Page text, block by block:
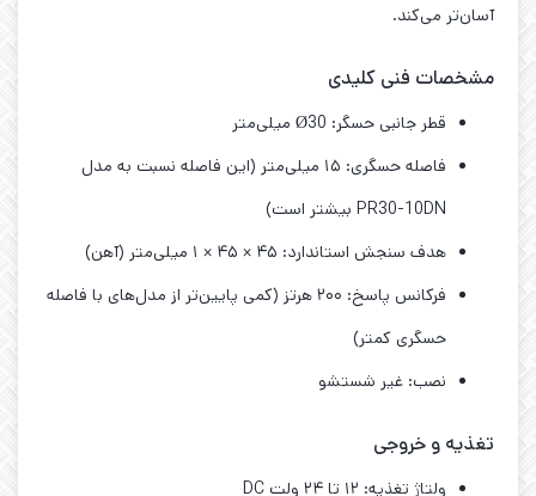
آسان‌تر می‌کند.
مشخصات فنی کلیدی
قطر جانبی حسگر: Ø30 میلی‌متر
فاصله حسگری: ۱۵ میلی‌متر (این فاصله نسبت به مدل
PR30-10DN بیشتر است)
هدف سنجش استاندارد: ۴۵ × ۴۵ × ۱ میلی‌متر (آهن)
فرکانس پاسخ: ۲۰۰ هرتز (کمی پایین‌تر از مدل‌های با فاصله
حسگری کمتر)
نصب: غیر شستشو
تغذیه و خروجی
ولتاژ تغذیه: ۱۲ تا ۲۴ ولت DC